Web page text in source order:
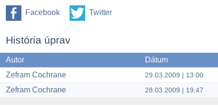
Facebook Twitter
História úprav
Autor
Dátum
Zefram Cochrane
29.03.2009 | 13:00
Zefram Cochrane 28.03.2009 | 19:47